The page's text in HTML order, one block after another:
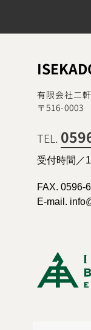
有限会社二
〒516-0003
TEL.
受付時間／
FAX. 0596-
E-mail.